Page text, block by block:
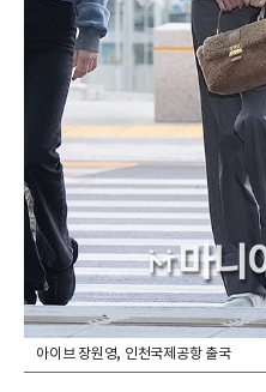
아이브 장원영, 인천국제공항 출국